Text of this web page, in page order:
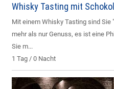
Whisky Tasting mit
Mit einem Whisky Tasting sind Sie
mehr als nur Genuss, es ist eine
Sie m...
1 Tag / 0 Nacht